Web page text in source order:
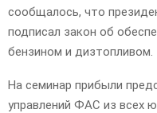
сообщалось, что
подписал закон об
бензином и дизтопливом.
На семинар прибыли
управлений ФАС из всех